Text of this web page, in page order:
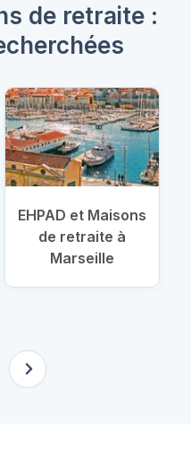
de retraite :
EHPAD et Maisons
de retraite à
Marseille